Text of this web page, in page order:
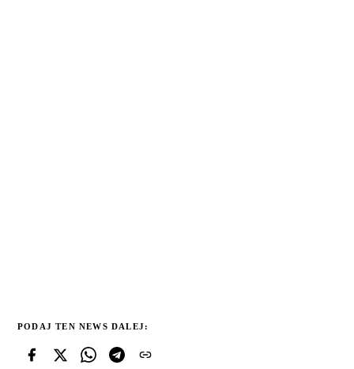
PODAJ TEN NEWS DALEJ: